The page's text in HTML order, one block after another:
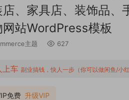
成器插
插件
公司主
/3.27.x
成器插
v6.4.3
、家具店、装饰品、
站WordPress模板
主题 627
上车 副业搞钱，快人一步（你可以做闲鱼/小
免费 升级VIP